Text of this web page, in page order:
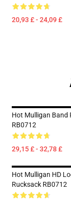
20,93 £ - 24,09 £
Hot Mulligan Band
RB0712
29,15 £ - 32,78 £
Hot Mulligan HD
Rucksack RB0712